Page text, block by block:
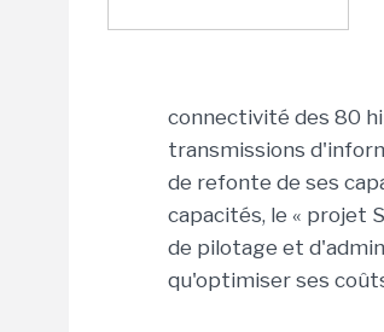
connectivité des 80
transmissions
de refonte de ses
capacités, le « projet
de pilotage et
qu'optimiser ses